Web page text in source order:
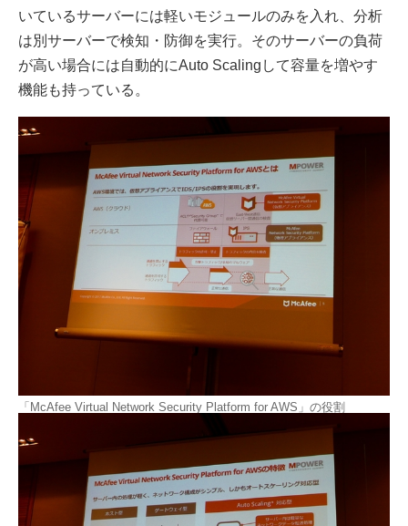
いているサーバーには軽いモジュールのみを入れ、分析
は別サーバーで検知・防御を実行。そのサーバーの負荷
が高い場合には自動的にAuto Scalingして容量を増やす
機能も持っている。
「McAfee Virtual Network Security Platform for AWS」の役割